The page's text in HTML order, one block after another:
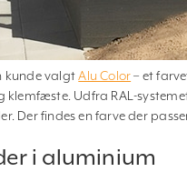
kunde valgtAlu Color– et
klemfæste. Udfra RAL-
Der findes en farve der
i aluminium